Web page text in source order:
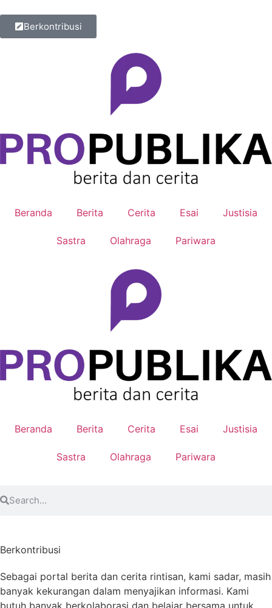
Berkontribusi
Beranda Berita Cerita Esai Justisia
Sastra Olahraga Pariwara
Beranda Berita Cerita Esai Justisia
Sastra Olahraga Pariwara
Berkontribusi
Sebagai portal berita dan cerita rintisan, kami sadar, masih
banyak kekurangan dalam menyajikan informasi. Kami
butuh banyak berkolaborasi dan belajar bersama untuk